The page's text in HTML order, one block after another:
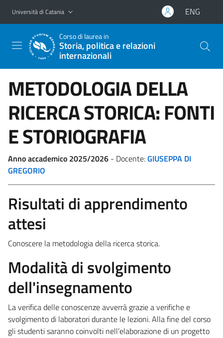
Vai al contenuto principale
Vai al menu di navigazione
Università di Catania ENG
Corso di laurea in
Storia, politica e relazioni
internazionali
METODOLOGIA DELLA
RICERCA STORICA: FONTI
E STORIOGRAFIA
Anno accademico 2025/2026 - Docente:GIUSEPPA DI
GREGORIO
Risultati di apprendimento
attesi
Conoscere la metodologia della ricerca storica.
Modalità di svolgimento
dell'insegnamento
La verifica delle conoscenze avverrà grazie a verifiche e
svolgimento di laboratori durante le lezioni. Alla fine del corso
gli studenti saranno coinvolti nell’elaborazione di un progetto